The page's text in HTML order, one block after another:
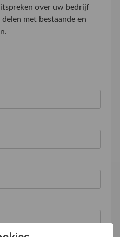
over uw bedrijf
met bestaande en